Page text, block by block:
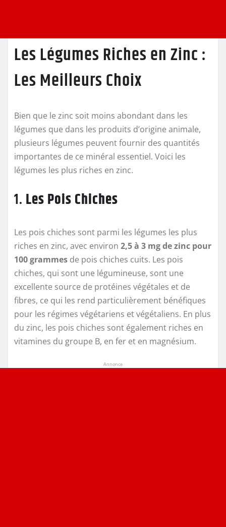
Les Légumes Riches en Zinc :
Les Meilleurs Choix
Bien que le zinc soit moins abondant dans les
légumes que dans les produits d’origine animale,
plusieurs légumes peuvent fournir des quantités
importantes de ce minéral essentiel. Voici les
légumes les plus riches en zinc.
1. Les Pois Chiches
Les pois chiches sont parmi les légumes les plus
riches en zinc, avec environ 2,5 à 3 mg de zinc pour
100 grammes de pois chiches cuits. Les pois
chiches, qui sont une légumineuse, sont une
excellente source de protéines végétales et de
fibres, ce qui les rend particulièrement bénéfiques
pour les régimes végétariens et végétaliens. En plus
du zinc, les pois chiches sont également riches en
vitamines du groupe B, en fer et en magnésium.
Annonce